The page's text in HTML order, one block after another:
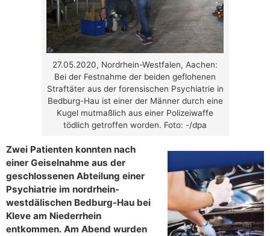
27.05.2020, Nordrhein-Westfalen, Aachen:
Bei der Festnahme der beiden geflohenen
Straftäter aus der forensischen Psychiatrie in
Bedburg-Hau ist einer der Männer durch eine
Kugel mutmaßlich aus einer Polizeiwaffe
tödlich getroffen worden. Foto: -/dpa
Zwei Patienten konnten nach
einer Geiselnahme aus der
geschlossenen Abteilung einer
Psychiatrie im nordrhein-
westdälischen Bedburg-Hau bei
Kleve am Niederrhein
entkommen. Am Abend wurden